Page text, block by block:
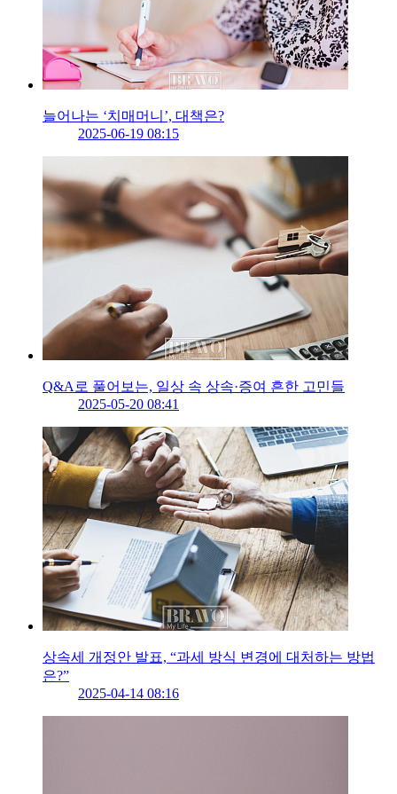
늘어나는 ‘치매머니’, 대책은?
2025-06-19 08:15
Q&A로 풀어보는, 일상 속 상속·증여 흔한 고민들
2025-05-20 08:41
상속세 개정안 발표, “과세 방식 변경에 대처하는 방법
은?”
2025-04-14 08:16